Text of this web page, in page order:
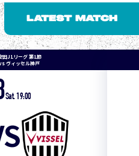
LATEST MATCH
田J1リーグ 第1節
ヴィッセル神戸
Sat. 19:00